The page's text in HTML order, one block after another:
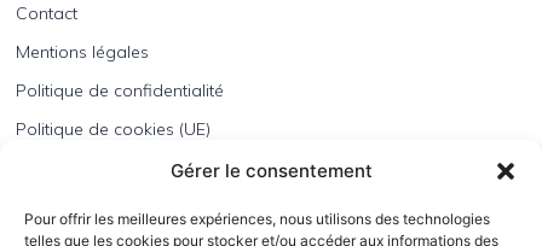
Gérer le consentement
Pour offrir les meilleures expériences, nous utilisons des technologies
telles que les cookies pour stocker et/ou accéder aux informations des
Contact
Mentions légales
Politique de confidentialité
Politique de cookies (UE)
BATEC Lorraine est une entreprise spécialisée dans
l’étanchéité, le bardage, l’entretien des toitures terrasses
et la pose de panneaux photovoltaïques.